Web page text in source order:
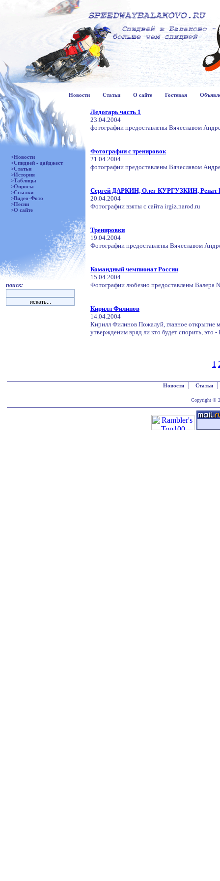
Новости Статьи О сайте Гостевая
>Новости
>Спидвей - дайджест
>Статьи
>История
>Таблицы
>Опросы
>Ссылки
>Видео-Фото
>Песни
>О сайте
поиск:
Ледогарь часть 1
23.04.2004
фотографии предоставлены Вячеславом
Фотографии с тренировок
21.04.2004
фотографии предоставлены Вячеславом
Сергей ДАРКИН, Олег КУРГУЗКИН,
20.04.2004
Фотографии взяты с сайта irgiz.narod.ru
Тренировки
19.04.2004
Фотографии предоставлены Вячеславом
Командный чемпионат России
15.04.2004
Фотографии любезно предоставлены Валера
Кирилл Филинов
14.04.2004
Кирилл Филинов Пожалуй, главное открытие
утвержденим вряд ли кто будет спорить,
1
Новости| Статьи
Copyright ©